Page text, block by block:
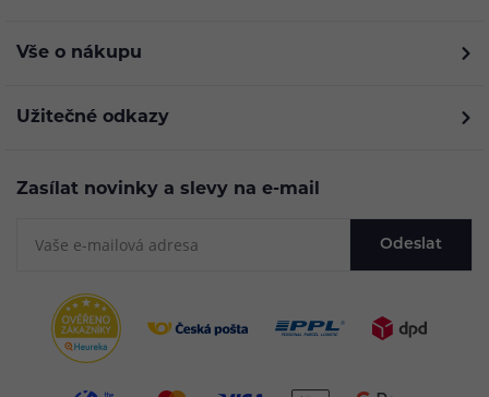
Vše o nákupu
Užitečné odkazy
Zasílat novinky a slevy na e-mail
Odeslat